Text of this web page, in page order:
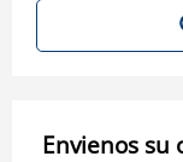
Envienos su